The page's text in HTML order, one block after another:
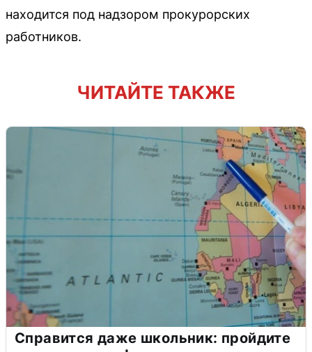
находится под надзором прокурорских
работников.
ЧИТАЙТЕ ТАКЖЕ
Справится даже школьник: пройдите